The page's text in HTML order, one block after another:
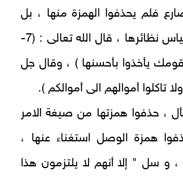
فلم يحذفوا الهمزة منها ، بل
أبقوها على قياس نظائرها ، قال الله تعالى : (7-
قومك يأخذوا بأحسنها ) ، وقال جل
، حذفوا همزتها من صيغة الامر
همزة الوصل استغناء عنها ،
و سل " إلا أنهم لا يلتزمون هذا